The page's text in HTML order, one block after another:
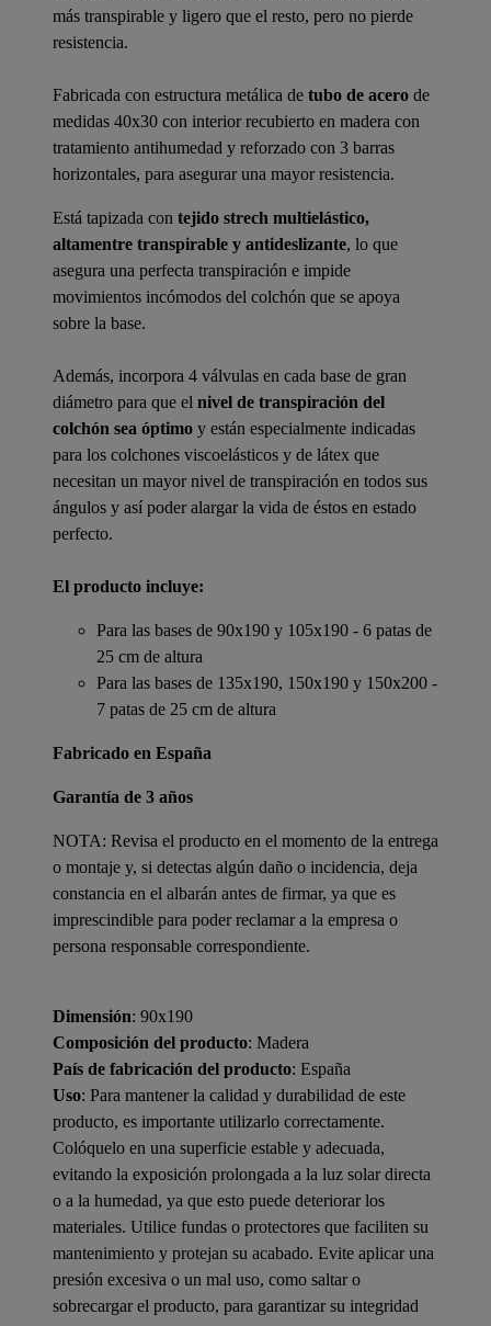
más transpirable y ligero que el resto, pero no pierde
resistencia.
Fabricada con estructura metálica de tubo de acero de
medidas 40x30 con interior recubierto en madera con
tratamiento antihumedad y reforzado con 3 barras
horizontales, para asegurar una mayor resistencia.
Está tapizada con tejido strech multielástico,
altamentre transpirable y antideslizante, lo que
asegura una perfecta transpiración e impide
movimientos incómodos del colchón que se apoya
sobre la base.
Además, incorpora 4 válvulas en cada base de gran
diámetro para que el nivel de transpiración del
colchón sea óptimo y están especialmente indicadas
para los colchones viscoelásticos y de látex que
necesitan un mayor nivel de transpiración en todos sus
ángulos y así poder alargar la vida de éstos en estado
perfecto.
El producto incluye:
Para las bases de 90x190 y 105x190 - 6 patas de
25 cm de altura
Para las bases de 135x190, 150x190 y 150x200 -
7 patas de 25 cm de altura
Fabricado en España
Garantía de 3 años
NOTA: Revisa el producto en el momento de la entrega
o montaje y, si detectas algún daño o incidencia, deja
constancia en el albarán antes de firmar, ya que es
imprescindible para poder reclamar a la empresa o
persona responsable correspondiente.
Dimensión: 90x190
Composición del producto: Madera
País de fabricación del producto: España
Uso: Para mantener la calidad y durabilidad de este
producto, es importante utilizarlo correctamente.
Colóquelo en una superficie estable y adecuada,
evitando la exposición prolongada a la luz solar directa
o a la humedad, ya que esto puede deteriorar los
materiales. Utilice fundas o protectores que faciliten su
mantenimiento y protejan su acabado. Evite aplicar una
presión excesiva o un mal uso, como saltar o
sobrecargar el producto, para garantizar su integridad